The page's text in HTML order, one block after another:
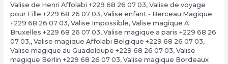
Valise de Henri Affolabi +229 68 26 07 03, Valise de voyage
pour Fille +229 68 26 07 03, Valise enfant - Berceau Magique
+229 68 26 07 03, Valise Impossible, Valise magique À
Bruxelles +229 68 26 07 03, Valise magique a paris +229 68 26
07 03,, Valise magique Affolabi Belgique +229 68 26 07 03,
Valise magique au Guadeloupe +229 68 26 07 03, Valise
magique Berlin +229 68 26 07 03, Valise magique Bordeaux